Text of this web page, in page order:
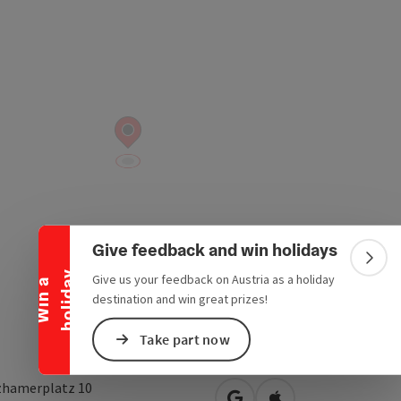
W
i
n
a
h
o
l
i
d
a y
Collapse banner Give feedback and win holidays
Give us your feedback on Austria as a holiday
destination and win great prizes!
Take part now
10